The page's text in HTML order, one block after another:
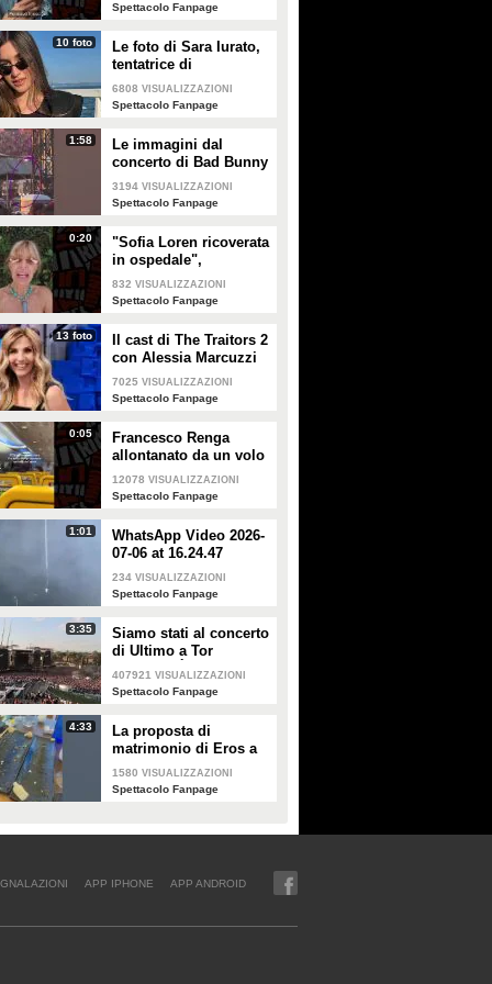
Spettacolo Fanpage
10 foto
Le foto di Sara Iurato,
tentatrice di
Temptation Island 2026
6808 VISUALIZZAZIONI
Spettacolo Fanpage
1:58
Le immagini dal
concerto di Bad Bunny
a Milano
3194 VISUALIZZAZIONI
Spettacolo Fanpage
0:20
"Sofia Loren ricoverata
in ospedale",
Alessandra Mussolini
smentisce: "È serena e
832 VISUALIZZAZIONI
Spettacolo Fanpage
13 foto
Il cast di The Traitors 2
con Alessia Marcuzzi
7025 VISUALIZZAZIONI
Spettacolo Fanpage
0:05
Francesco Renga
allontanato da un volo
Ryanair dopo una
discussione con gli
12078 VISUALIZZAZIONI
Spettacolo Fanpage
1:01
WhatsApp Video 2026-
07-06 at 16.24.47
234 VISUALIZZAZIONI
Spettacolo Fanpage
3:35
Siamo stati al concerto
di Ultimo a Tor
Vergata: "È il giorno
che aspettavo, questa è
407921 VISUALIZZAZIONI
Spettacolo Fanpage
4:33
La proposta di
matrimonio di Eros a
Guendalina Canessa
1580 VISUALIZZAZIONI
Spettacolo Fanpage
APP IPHONE APP ANDROID